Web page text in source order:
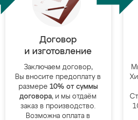
Договор
и изготовление
Заключаем договор,
Вы вносите предоплату в
размере 10% от суммы
договора, и мы отдаём
заказ в производство.
Возможна оплата в